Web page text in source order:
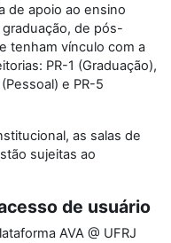
de apoio ao ensino
de pós-
tenham vínculo com a
PR-1 (Graduação),
e PR-5
as salas de
sujeitas ao
de usuário
AVA @ UFRJ